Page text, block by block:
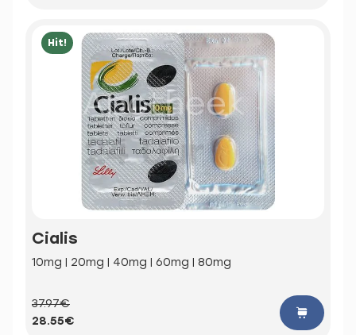
Hit!
Cialis
10mg | 20mg | 40mg | 60mg | 80mg
37.97€
28.55€